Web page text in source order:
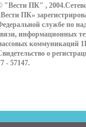
"Вести ПК" ,
ПК»
службе по
информационных
коммуникаций
о
- 57147.